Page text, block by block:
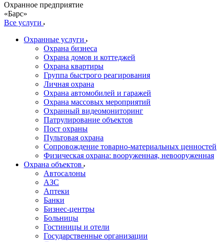
Охранное предприятие
«Барс»
Все услуги
Охранные услуги
Охрана бизнеса
Охрана домов и коттеджей
Охрана квартиры
Группа быстрого реагирования
Личная охрана
Охрана автомобилей и гаражей
Охрана массовых мероприятий
Охранный видеомониторинг
Патрулирование объектов
Пост охраны
Пультовая охрана
Сопровождение товарно-материальных ценностей
Физическая охрана: вооруженная, невооруженная
Охрана объектов
Автосалоны
АЗС
Аптеки
Банки
Бизнес-центры
Больницы
Гостиницы и отели
Государственные организации